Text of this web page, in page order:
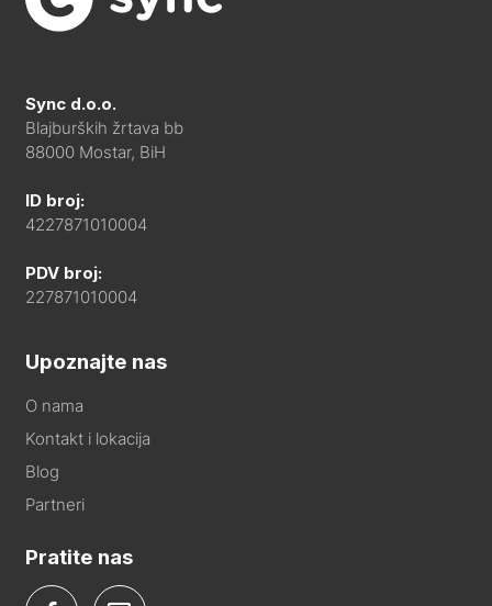
Sync d.o.o.
Blajburških žrtava bb
88000 Mostar, BiH
ID broj:
4227871010004
PDV broj:
227871010004
Upoznajte nas
O nama
Kontakt i lokacija
Blog
Partneri
Pratite nas